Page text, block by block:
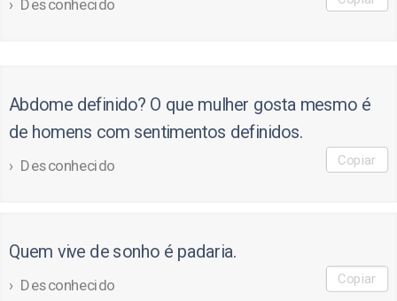
Desconhecido
Abdome definido? O que mulher gosta mesmo é
de homens com sentimentos definidos.
Desconhecido Copiar
Quem vive de sonho é padaria.
Desconhecido Copiar